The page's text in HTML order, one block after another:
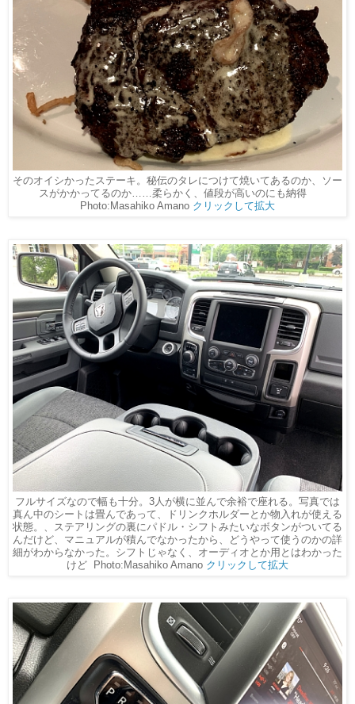
そのオイシかったステーキ。秘伝のタレにつけて焼いてあるのか、ソー
スがかかってるのか……柔らかく、値段が高いのにも納得
Photo:Masahiko Amano クリックして拡大
フルサイズなので幅も十分。3人が横に並んで余裕で座れる。写真では
真ん中のシートは畳んであって、ドリンクホルダーとか物入れが使える
状態。、ステアリングの裏にパドル・シフトみたいなボタンがついてる
んだけど、マニュアルが積んでなかったから、どうやって使うのかの詳
細がわからなかった。シフトじゃなく、オーディオとか用とはわかった
けど Photo:Masahiko Amano クリックして拡大